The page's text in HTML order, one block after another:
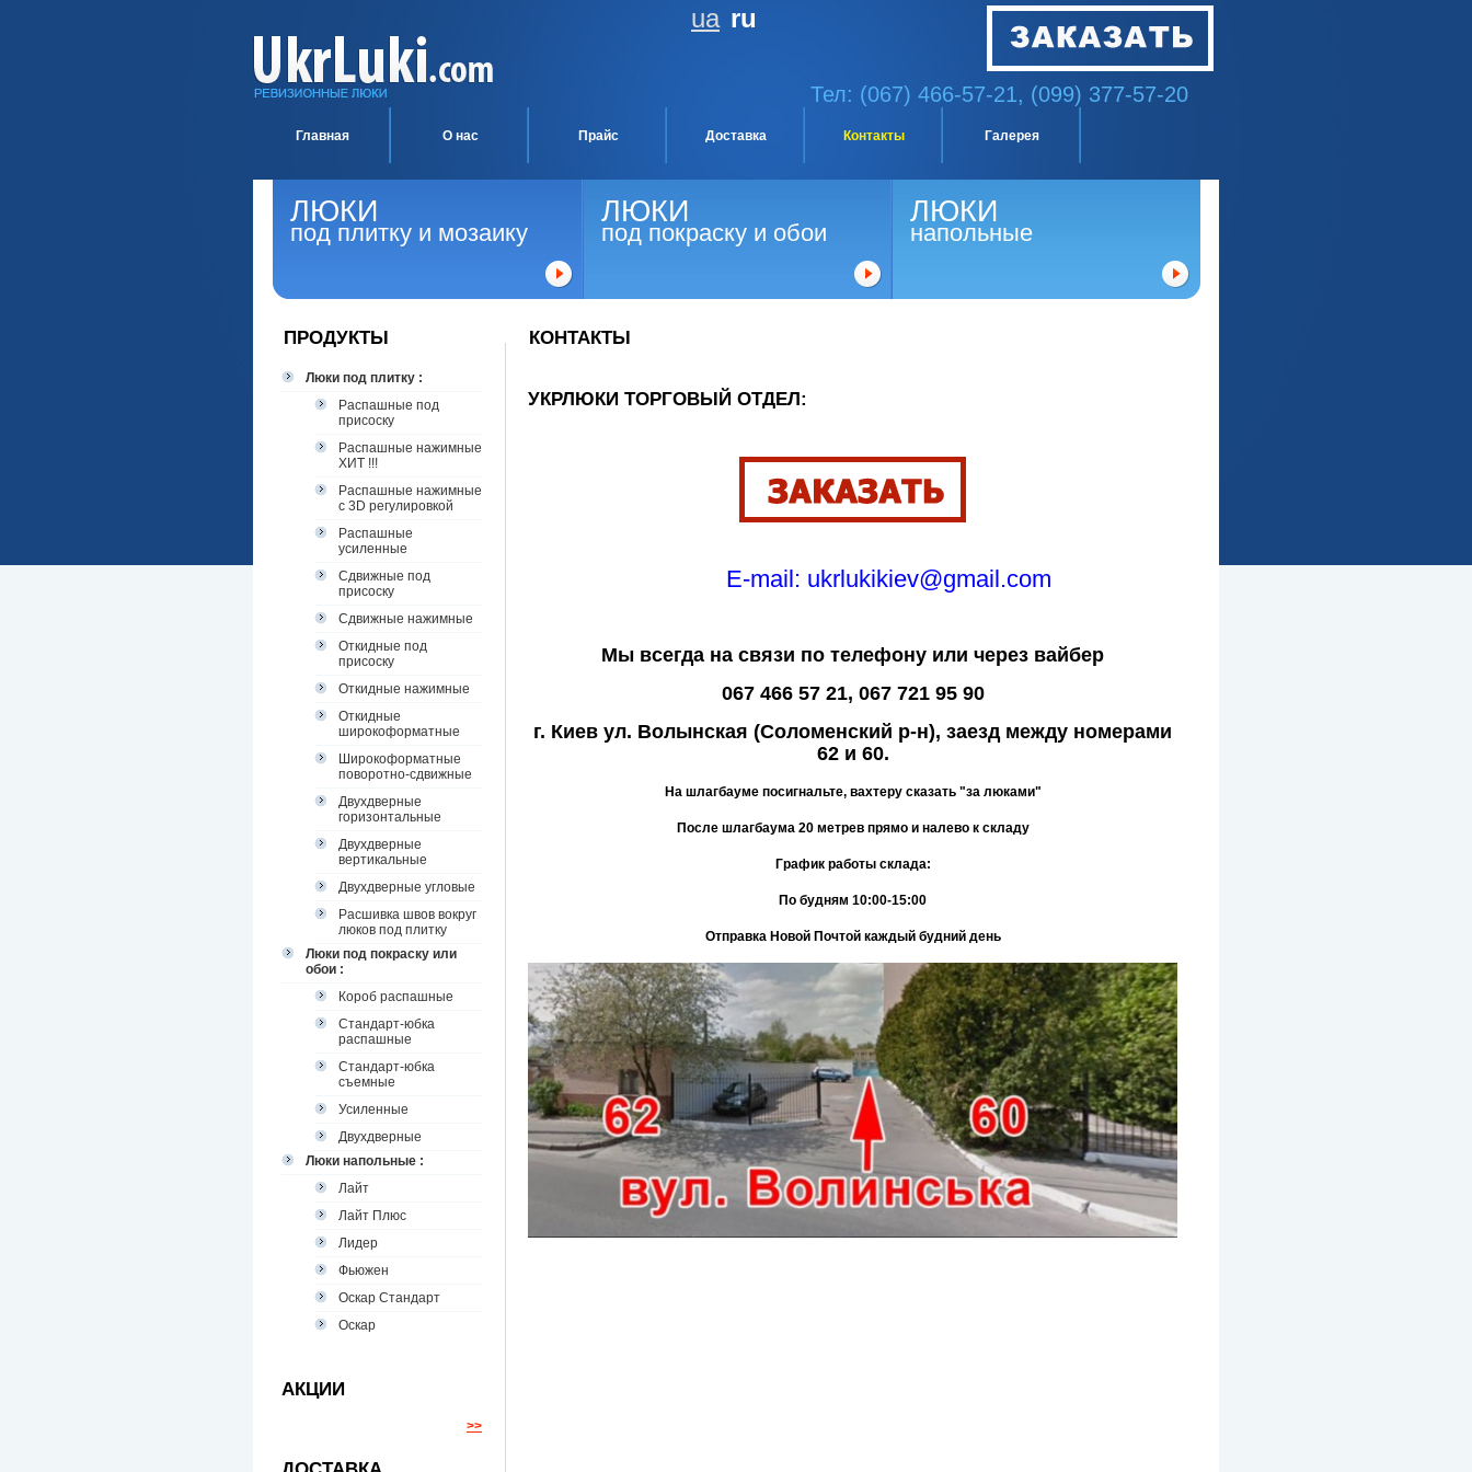
ru
ua
Тел: (067) 466-57-21, (099) 377-57-20
Главная О нас Прайс Доставка Контакты Галерея
ЛЮКИ
под плитку и мозаику
ЛЮКИ
под покраску и обои
ЛЮКИ
напольные
ПРОДУКТЫ
Люки под плитку :
Распашные под
присоску
Распашные нажимные
ХИТ !!!
Распашные нажимные
с 3D регулировкой
Распашные
усиленные
Сдвижные под
присоску
Сдвижные нажимные
Откидные под
присоску
Откидные нажимные
Откидные
широкоформатные
Широкоформатные
поворотно-сдвижные
Двухдверные
горизонтальные
Двухдверные
вертикальные
Двухдверные угловые
Расшивка швов вокруг
люков под плитку
Люки под покраску или
обои :
Короб распашные
Стандарт-юбка
распашные
Стандарт-юбка
съемные
Усиленные
Двухдверные
Люки напольные :
Лайт
Лайт Плюс
Лидер
Фьюжен
Оскар Стандарт
Оскар
АКЦИИ
>>
КОНТАКТЫ
УКРЛЮКИ ТОРГОВЫЙ ОТДЕЛ:
E-mail: ukrlukikiev@gmail.com
Мы всегда на связи по телефону или через вайбер
067 466 57 21, 067 721 95 90
г. Киев ул. Волынская (Соломенский р-н), заезд между номерами
62 и 60.
На шлагбауме посигнальте, вахтеру сказать "за люками"
После шлагбаума 20 метрев прямо и налево к складу
График работы склада:
По будням 10:00-15:00
Отправка Новой Почтой каждый будний день